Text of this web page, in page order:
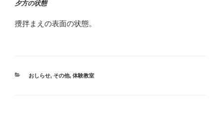
夕方の状態
攪拌まえの表面の状態。
カ
おしらせ, その他, 体験教室